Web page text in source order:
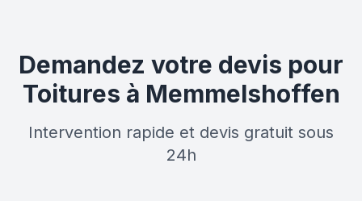
Demandez votre devis pour
Toitures à Memmelshoffen
Intervention rapide et devis gratuit sous
24h